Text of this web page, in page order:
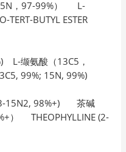
，97-99%） L-
TERT-BUTYL ESTER
L-缬氨酸（13C5，
99%; 15N, 99%)
15N2, 98%+) 茶碱
） THEOPHYLLINE (2-